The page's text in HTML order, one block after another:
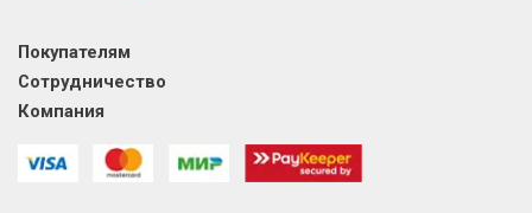
Покупателям
Сотрудничество
Компания